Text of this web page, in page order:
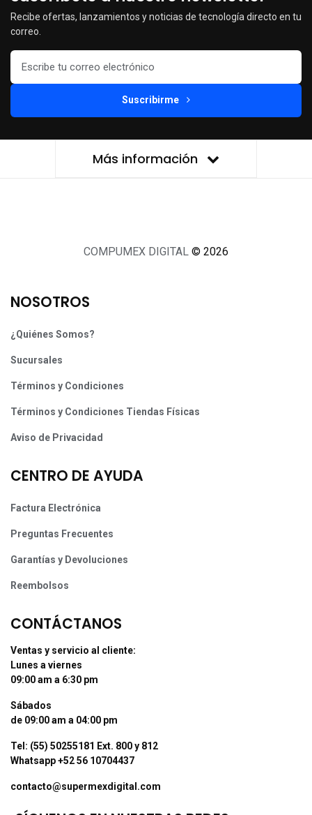
Recibe ofertas, lanzamientos y noticias de tecnología directo en tu
correo.
Suscribirme
Más información
COMPUMEX DIGITAL © 2026
NOSOTROS
¿Quiénes Somos?
Sucursales
Términos y Condiciones
Términos y Condiciones Tiendas Físicas
Aviso de Privacidad
CENTRO DE AYUDA
Factura Electrónica
Preguntas Frecuentes
Garantías y Devoluciones
Reembolsos
CONTÁCTANOS
Ventas y servicio al cliente:
Lunes a viernes
09:00 am a 6:30 pm
Sábados
de 09:00 am a 04:00 pm
Tel: (55) 50255181 Ext. 800 y 812
Whatsapp +52 56 10704437
contacto@supermexdigital.com